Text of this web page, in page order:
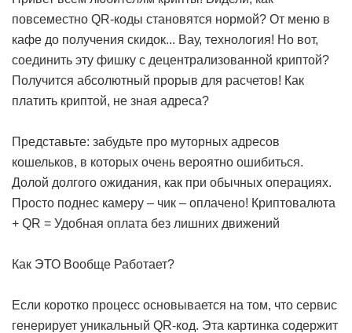
повсеместно QR-коды становятся нормой? От меню в
кафе до получения скидок... Вау, технология! Но вот,
соединить эту фишку с децентрализованной криптой?
Получится абсолютный прорыв для расчетов! Как
платить криптой, не зная адреса?
Представьте: забудьте про муторных адресов
кошельков, в которых очень вероятно ошибиться.
Долой долгого ожидания, как при обычных операциях.
Просто поднес камеру – чик – оплачено! Криптовалюта
+ QR = Удобная оплата без лишних движений
Как ЭТО Вообще Работает?
Если коротко процесс основывается на том, что сервис
генерирует уникальный QR-код. Эта картинка содержит